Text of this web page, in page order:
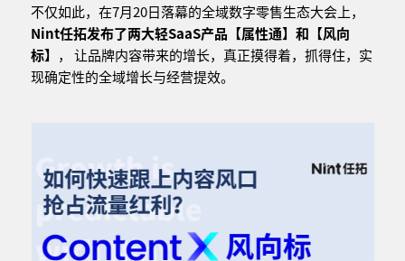
不仅如此，在7月20日落幕的全域数字零售生态大会上，
Nint任拓发布了两大轻SaaS产品【属性通】和【风向
标】 ， 让品牌内容带来的增长，真正摸得着，抓得住，实
现确定性的全域增长与经营提效。